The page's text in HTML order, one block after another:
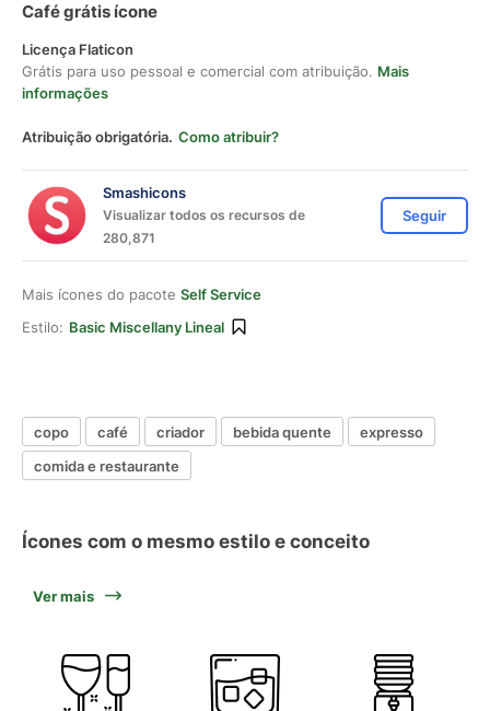
Café grátis ícone
Licença Flaticon
Grátis para uso pessoal e comercial com atribuição. Mais
informações
Atribuição obrigatória. Como atribuir?
Smashicons
Visualizar todos os recursos de
280,871
Seguir
Mais ícones do pacote Self Service
Estilo: Basic Miscellany Lineal
copo café criador bebida quente
expresso
comida e restaurante
Ícones com o mesmo estilo e conceito
Ver mais